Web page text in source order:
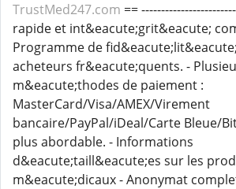
TrustMed247.com ==
rapide et int&eacute;grit&eacute;
Programme de
acheteurs fr&eacute;quents. -
m&eacute;thodes de paiement :
MasterCard/Visa/AMEX/Virement
bancaire/PayPal/iDeal/Carte Bleue/
plus abordable. - Informations
d&eacute;taill&eacute;es sur les
m&eacute;dicaux - Anonymat